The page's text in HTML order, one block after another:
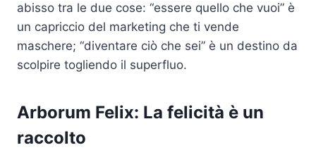
abisso tra le due cose: “essere quello che vuoi” è
un capriccio del marketing che ti vende
maschere; “diventare ciò che sei” è un destino da
scolpire togliendo il superfluo.
Arborum Felix: La felicità è un
raccolto